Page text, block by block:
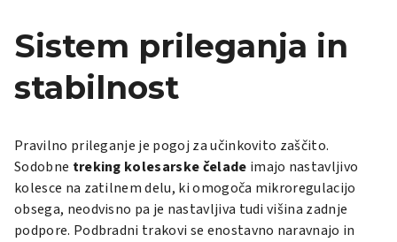
Sistem prileganja in
stabilnost
Pravilno prileganje je pogoj za učinkovito zaščito.
Sodobne treking kolesarske čelade imajo nastavljivo
kolesce na zatilnem delu, ki omogoča mikroregulacijo
obsega, neodvisno pa je nastavljiva tudi višina zadnje
podpore. Podbradni trakovi se enostavno naravnajo in